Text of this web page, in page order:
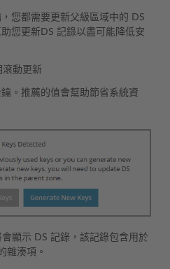
您都需要更新父級區域中的 DS
您更新DS 記錄以盡可能降低安
滾動更新
。推薦的值會幫助節省系統資
顯示 DS 記錄，該記錄包含用於
雜湊項。